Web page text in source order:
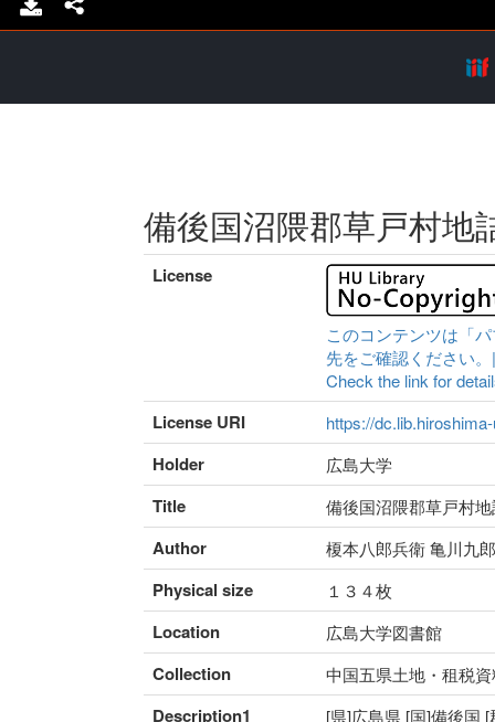
備後国沼隈郡草戸村地
License
このコンテンツは「
先をご確認ください
Check the link for
License URI https://
Holder 広島大学
Title 備後国沼隈郡草戸村
Author 榎本八郎兵衛 亀川九
Physical size １３４枚
Location 広島大学図書館
Collection 中国五県土地・租税
Description1
[県]広島県 [国]備後国